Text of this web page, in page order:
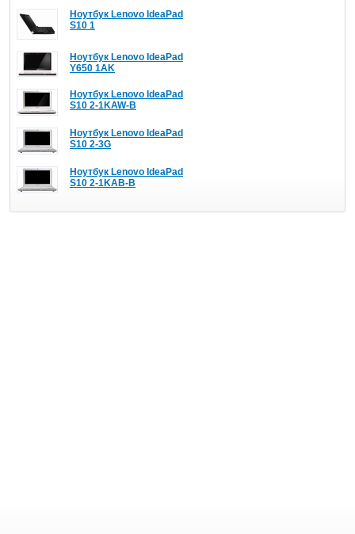
Ноутбук Lenovo IdeaPad
S10 1
Ноутбук Lenovo IdeaPad
Y650 1AK
Ноутбук Lenovo IdeaPad
S10 2-1KAW-B
Ноутбук Lenovo IdeaPad
S10 2-3G
Ноутбук Lenovo IdeaPad
S10 2-1KAB-B